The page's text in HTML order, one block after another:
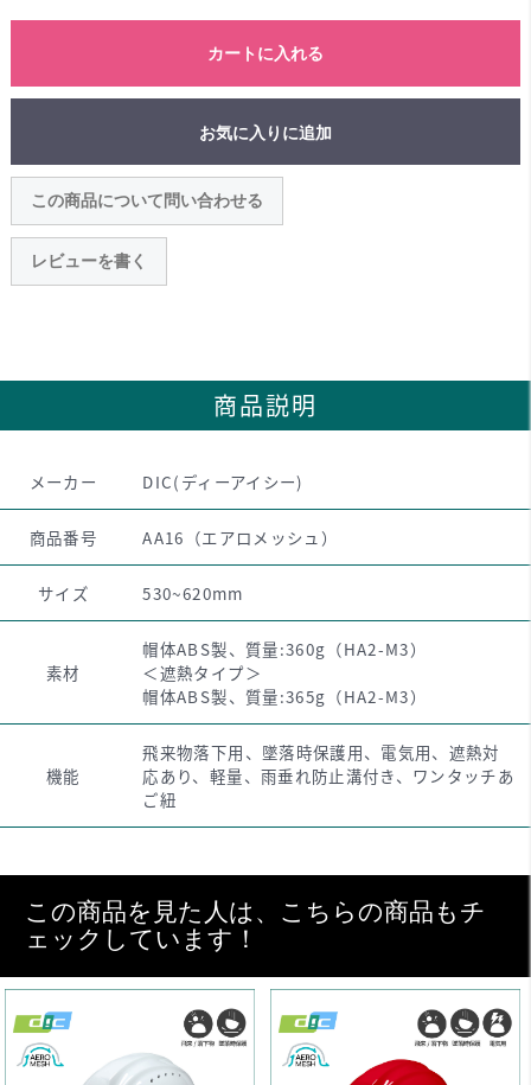
カートに入れる
お気に入りに追加
この商品について問い合わせる
レビューを書く
商品説明
メーカー DIC(ディーアイシー)
商品番号 AA16（エアロメッシュ）
サイズ 530~620mm
素材
帽体ABS製、質量:360g（HA2-M3）
＜遮熱タイプ＞
帽体ABS製、質量:365g（HA2-M3）
機能
飛来物落下用、墜落時保護用、電気用、遮熱対
応あり、軽量、雨垂れ防止溝付き、ワンタッチあ
ご紐
この商品を見た人は、こちらの商品もチ
ェックしています！